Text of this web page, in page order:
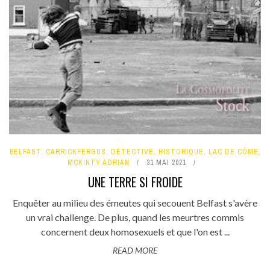
BELFAST, CARRICKFERGUS, DÉTECTIVE, HISTORIQUE, LAC DE CÔME,
MCKINTY ADRIAN
31 MAI 2021
UNE TERRE SI FROIDE
Enquêter au milieu des émeutes qui secouent Belfast s'avère
un vrai challenge. De plus, quand les meurtres commis
concernent deux homosexuels et que l'on est ...
READ MORE